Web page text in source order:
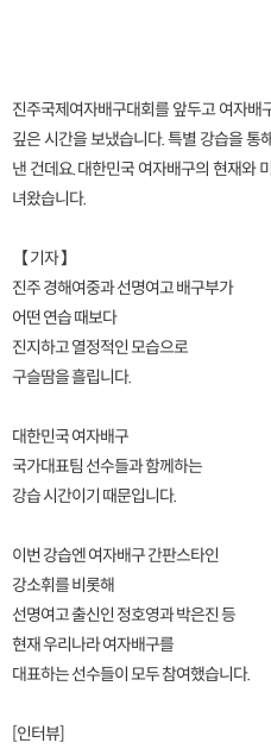
진주국제여자배구대회를 앞두고 여자배
깊은 시간을 보냈습니다. 특별 강습을
낸 건데요. 대한민국 여자배구의 현재와
녀왔습니다.
【 기자 】
진주 경해여중과 선명여고 배구부가
어떤 연습 때보다
진지하고 열정적인 모습으로
구슬땀을 흘립니다.
대한민국 여자배구
국가대표팀 선수들과 함께하는
강습 시간이기 때문입니다.
이번 강습엔 여자배구 간판스타인
강소휘를 비롯해
선명여고 출신인 정호영과 박은진 등
현재 우리나라 여자배구를
대표하는 선수들이 모두 참여했습니다.
[인터뷰]